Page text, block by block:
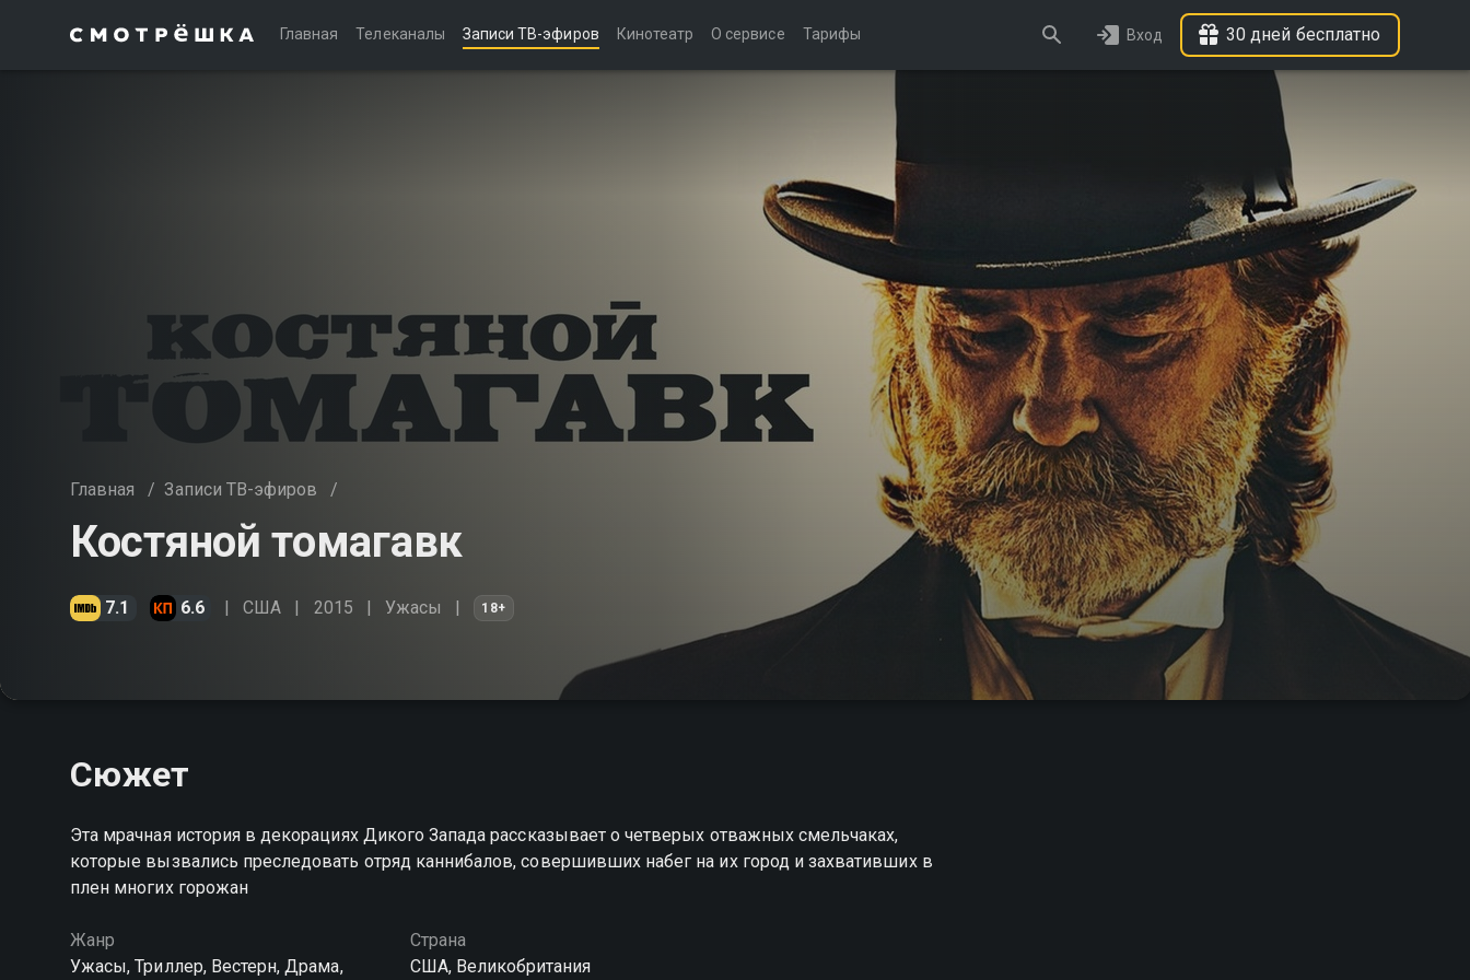
Главная Телеканалы Записи ТВ-эфиров Кинотеатр О сервисе Тарифы Вход 30 дней бесплатно
Главная / Записи ТВ-эфиров /
Костяной томагавк
7.1 6.6 США 2015 Ужасы 18+
Сюжет
Эта мрачная история в декорациях Дикого Запада рассказывает о четверых отважных смельчаках,
которые вызвались преследовать отряд каннибалов, совершивших набег на их город и захвативших в
плен многих горожан
Жанр
Ужасы, Триллер, Вестерн, Драма,
Страна
США, Великобритания